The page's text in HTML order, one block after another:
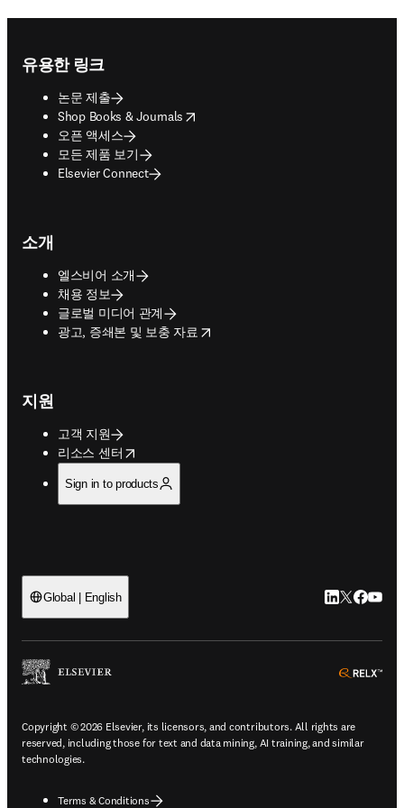
유용한 링크
논문 제출
Shop Books & Journals
opens in new tab/window
오픈 액세스
모든 제품 보기
Elsevier Connect
소개
엘스비어 소개
채용 정보
글로벌 미디어 관계
광고, 증쇄본 및 보충 자료
opens in new tab/window
지원
고객 지원
리소스 센터
opens in new tab/window
Sign in to products
Global | English LinkedIn 새
Twitter 새
Copyright © 2026 Elsevier, its licensors, and contributors. All rights are
reserved, including those for text and data mining, AI training, and similar
technologies.
Terms & Conditions